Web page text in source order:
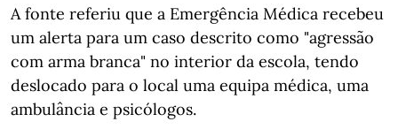
A fonte referiu que a Emergência Médica recebeu
um alerta para um caso descrito como "agressão
com arma branca" no interior da escola, tendo
deslocado para o local uma equipa médica, uma
ambulância e psicólogos.